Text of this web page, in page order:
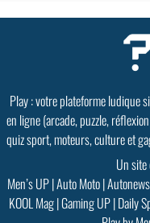
Play : votre plateforme ludique
en ligne (arcade, puzzle,
quiz sport, moteurs, culture et
Un site
Men’s UP|Auto Moto|Autonews
KOOL Mag|Gaming UP|Daily